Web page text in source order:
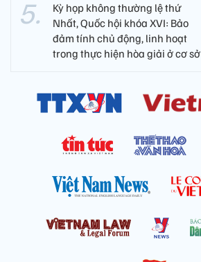
Kỳ họp không thường lệ thứ
Nhất, Quốc hội khóa XVI: Bảo
đảm tính chủ động, linh hoạt
trong thực hiện hòa giải ở cơ sở